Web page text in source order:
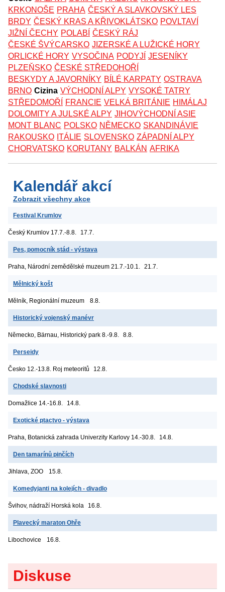
KRKONOŠE PRAHA ČESKÝ A SLAVKOVSKÝ LES
BRDY ČESKÝ KRAS A KŘIVOKLÁTSKO POVLTAVÍ
JIŽNÍ ČECHY POLABÍ ČESKÝ RÁJ
ČESKÉ ŠVÝCARSKO JIZERSKÉ A LUŽICKÉ HORY
ORLICKÉ HORY VYSOČINA PODYJÍ JESENÍKY
PLZEŇSKO ČESKÉ STŘEDOHOŘÍ
BESKYDY A JAVORNÍKY BÍLÉ KARPATY OSTRAVA
BRNO Cizina VÝCHODNÍ ALPY VYSOKÉ TATRY
STŘEDOMOŘÍ
FRANCIE VELKÁ BRITÁNIE HIMÁLAJ
DOLOMITY A JULSKÉ ALPY JIHOVÝCHODNÍ ASIE
MONT BLANC POLSKO NĚMECKO SKANDINÁVIE
RAKOUSKO ITÁLIE SLOVENSKO ZÁPADNÍ ALPY
CHORVATSKO KORUTANY BALKÁN AFRIKA
Kalendář akcí
Zobrazit všechny akce
Festival Krumlov
Český Krumlov 17.7.-8.8. 17.7.
Pes, pomocník stád - výstava
Praha, Národní zemědělské muzeum 21.7.-10.1. 21.7.
Mělnický košt
Mělník, Regionální muzeum 8.8.
Historický vojenský manévr
Německo, Bärnau, Historický park 8.-9.8. 8.8.
Perseidy
Česko 12.-13.8. Roj meteoritů 12.8.
Chodské slavnosti
Domažlice 14.-16.8. 14.8.
Exotické ptactvo - výstava
Praha, Botanická zahrada Univerzity Karlovy 14.-30.8. 14.8.
Den tamarínů pinčích
Jihlava, ZOO 15.8.
Komedyjanti na kolejích - divadlo
Švihov, nádraží Horská kola 16.8.
Plavecký maraton Ohře
Libochovice 16.8.
Diskuse